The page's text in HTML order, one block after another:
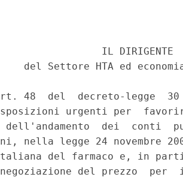
IL DIRIGENTE
del Settore HTA ed
48  del  decreto-legge
urgenti per
dell'andamento  dei  conti
nella legge 24 novembre
del farmaco e, in
del prezzo